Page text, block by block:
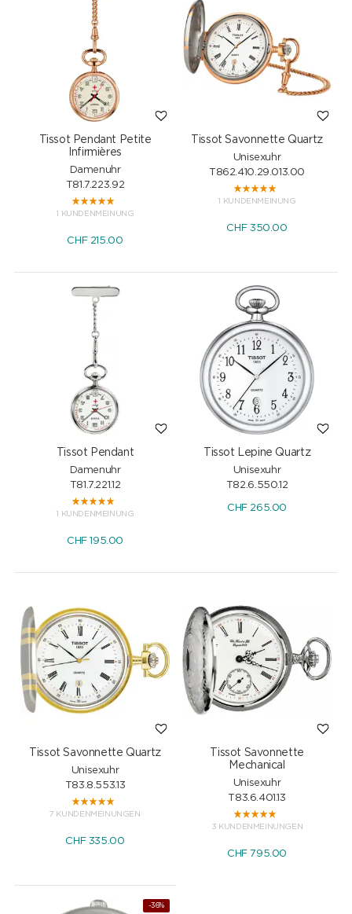
Tissot Pendant Petite
Infirmières
Damenuhr
T81.7.223.92
1 KUNDENMEINUNG
CHF215.00
Tissot Savonnette Quartz
Unisexuhr
T862.410.29.013.00
1 KUNDENMEINUNG
CHF350.00
Tissot Pendant
Damenuhr
T81.7.221.12
1 KUNDENMEINUNG
CHF195.00
Tissot Lepine Quartz
Unisexuhr
T82.6.550.12
CHF265.00
Tissot Savonnette Quartz
Unisexuhr
T83.8.553.13
7 KUNDENMEINUNGEN
CHF335.00
Tissot Savonnette
Mechanical
Unisexuhr
T83.6.401.13
3 KUNDENMEINUNGEN
CHF795.00
-36%